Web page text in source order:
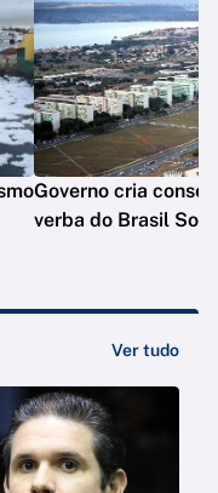
Governo cria
verba do Brasil
Ver tudo